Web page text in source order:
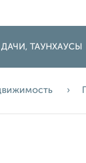
ТАУНХАУСЫ